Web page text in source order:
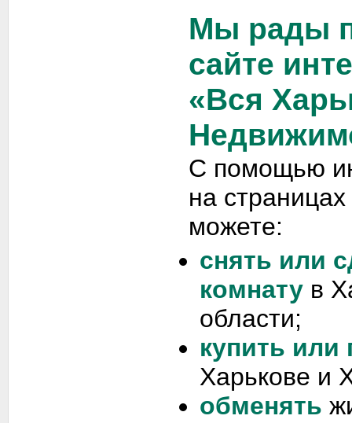
Мы рады
сайте
«Вся
С помощью
на
можете:
снять или
комнату в
области;
купить или
Харькове и
обменять